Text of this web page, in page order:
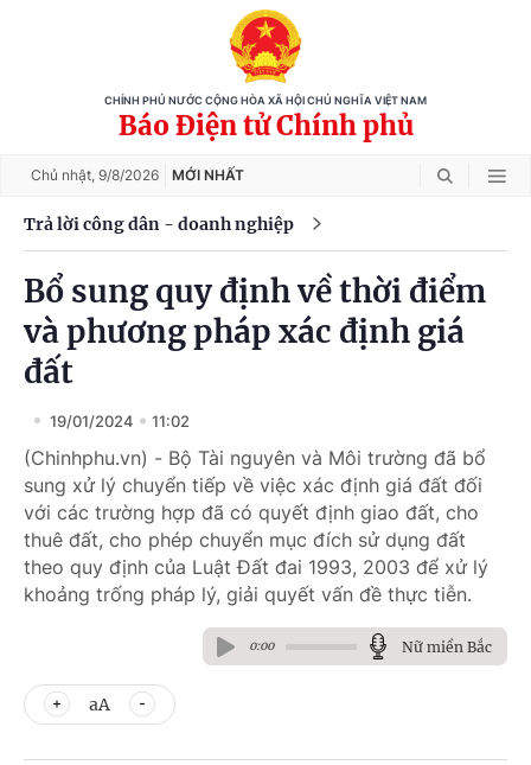
CHÍNH PHỦ NƯỚC CỘNG HÒA XÃ HỘI CHỦ NGHĨA VIỆT NAM
Báo Điện tử Chính phủ
Chủ nhật, 9/8/2026 MỚI NHẤT
Trả lời công dân - doanh nghiệp
Bổ sung quy định về thời điểm
và phương pháp xác định giá
đất
19/01/2024 11:02
(Chinhphu.vn) - Bộ Tài nguyên và Môi trường đã bổ
sung xử lý chuyển tiếp về việc xác định giá đất đối
với các trường hợp đã có quyết định giao đất, cho
thuê đất, cho phép chuyển mục đích sử dụng đất
theo quy định của Luật Đất đai 1993, 2003 để xử lý
khoảng trống pháp lý, giải quyết vấn đề thực tiễn.
0:00 Nữ miền Bắc
aA